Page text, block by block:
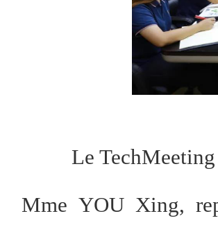
Le
Mme YOU Xing,